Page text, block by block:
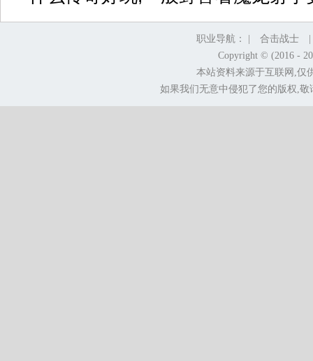
职业导航： | 合击战士
Copyright © (2016 -
本站资料来源于互联网,仅
如果我们无意中侵犯了您的版权,